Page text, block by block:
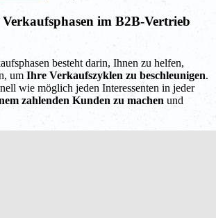
im B2B-Vertrieb
besteht darin, Ihnen zu helfen,
um Ihre Verkaufszyklen zu beschleunigen.
wie möglich jeden Interessenten in jeder
zahlenden Kunden zu machen und